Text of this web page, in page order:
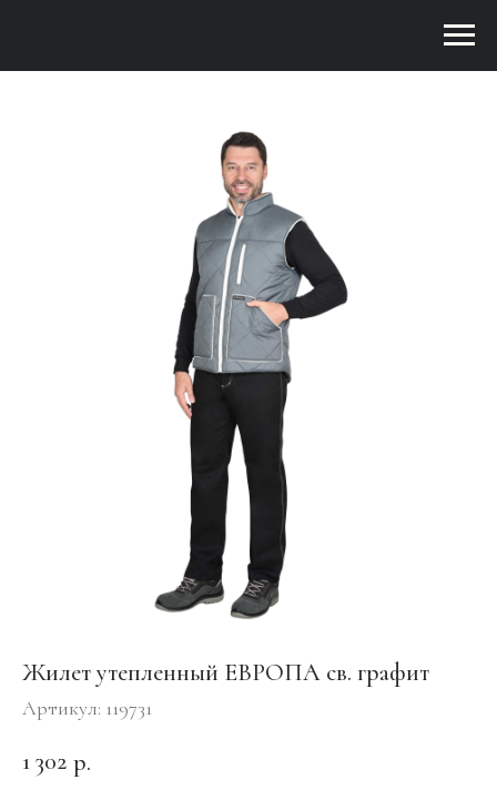
Жилет утепленный ЕВРОПА св. графит
Артикул: 119731
1 302 р.